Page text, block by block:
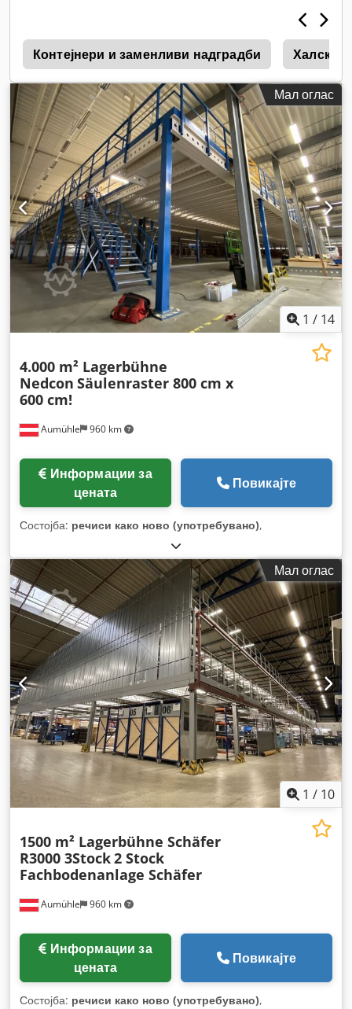
Контејнери и заменливи надградби Халски
Мал оглас
1 / 14
Aumühle 960 km
4.000 m² Lagerbühne
Nedcon Säulenraster 800 cm x
600 cm!
цената
Повикајте
Состојба: речиси како ново (употребувано),
Мал оглас
1 / 10
Aumühle 960 km
1500 m² Lagerbühne Schäfer
R3000 3Stock2 Stock
Fachbodenanlage Schäfer
цената
Повикајте
Состојба: речиси како ново (употребувано),